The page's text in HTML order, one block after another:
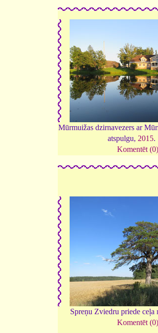
Mūrmuižas dzirnavezers ar
atspulgu, 2015.
Komentēt (0)
Spreņu Zviedru priede ceļa
Komentēt (0)